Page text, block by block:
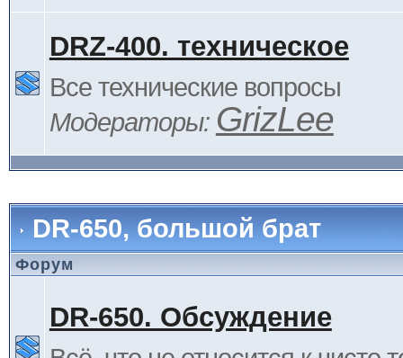
DRZ-400. техническое
Все технические вопросы
Модераторы: GrizLee
DR-650, большой брат
Форум
DR-650. Обсуждение